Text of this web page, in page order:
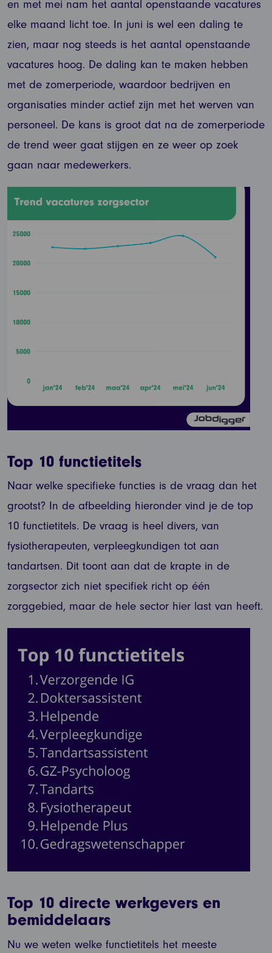
en met mei nam het aantal openstaande vacatures
elke maand licht toe. In juni is wel een daling te
zien, maar nog steeds is het aantal openstaande
vacatures hoog. De daling kan te maken hebben
met de zomerperiode, waardoor bedrijven en
organisaties minder actief zijn met het werven van
personeel. De kans is groot dat na de zomerperiode
de trend weer gaat stijgen en ze weer op zoek
gaan naar medewerkers.
Top 10 functietitels
Naar welke specifieke functies is de vraag dan het
grootst? In de afbeelding hieronder vind je de top
10 functietitels. De vraag is heel divers, van
fysiotherapeuten, verpleegkundigen tot aan
tandartsen. Dit toont aan dat de krapte in de
zorgsector zich niet specifiek richt op één
zorggebied, maar de hele sector hier last van heeft.
Top 10 directe werkgevers en
bemiddelaars
Nu we weten welke functietitels het meeste